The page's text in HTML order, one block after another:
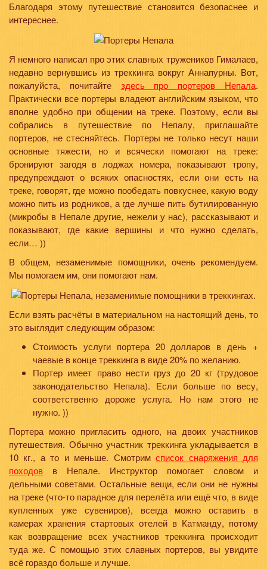
Благодаря этому путешествие становится безопаснее и
интереснее.
Я немного написал про этих славных тружеников Гималаев,
недавно вернувшись из треккинга вокруг Аннапурны. Вот,
пожалуйста, почитайте здесь про портеров Непала.
Практически все портеры владеют английским языком, что
вполне удобно при общении на треке. Поэтому, если вы
собрались в путешествие по Непалу, приглашайте
портеров, не стесняйтесь. Портеры не только несут наши
основные тяжести, но и всячески помогают на треке:
бронируют загодя в лоджах номера, показывают тропу,
предупреждают о всяких опасностях, если они есть на
треке, говорят, где можно пообедать повкуснее, какую воду
можно пить из родников, а где лучше пить бутилированную
(микробы в Непале другие, нежели у нас), рассказывают и
показывают, где какие вершины и что нужно сделать,
если… ))
В общем, незаменимые помощники, очень рекомендуем.
Мы помогаем им, они помогают нам.
Если взять расчёты в материальном на настоящий день, то
это выглядит следующим образом:
Стоимость услуги портера 20 долларов в день +
чаевые в конце треккинга в виде 20% по желанию.
Портер имеет право нести груз до 20 кг (трудовое
законодательство Непала). Если больше по весу,
соответственно дороже услуга. Но нам этого не
нужно. ))
Портера можно пригласить одного, на двоих участников
путешествия. Обычно участник треккинга укладывается в
10 кг., а то и меньше. Смотримсписок снаряжения для
походов в Непале. Инструктор помогает словом и
дельными советами. Остальные вещи, если они не нужны
на треке (что-то парадное для перелёта или ещё что, в виде
купленных уже сувениров), всегда можно оставить в
камерах хранения стартовых отелей в Катманду, потому
как возвращение всех участников треккинга происходит
туда же. С помощью этих славных портеров, вы увидите
всё гораздо больше и лучше.